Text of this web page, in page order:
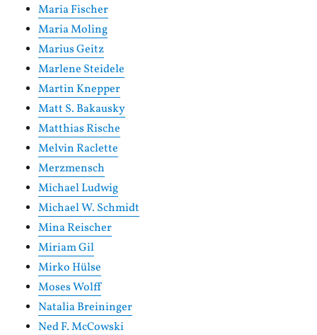
Maria Fischer
Maria Moling
Marius Geitz
Marlene Steidele
Martin Knepper
Matt S. Bakausky
Matthias Rische
Melvin Raclette
Merzmensch
Michael Ludwig
Michael W. Schmidt
Mina Reischer
Miriam Gil
Mirko Hülse
Moses Wolff
Natalia Breininger
Ned F. McCowski